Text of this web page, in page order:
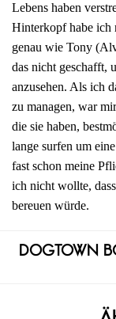
Lebens haben
Hinterkopf habe ich
genau wie Tony
das nicht geschafft,
anzusehen. Als ich
zu managen, war
die sie haben,
lange surfen um
fast schon meine
ich nicht wollte,
bereuen würde.
Dogtown